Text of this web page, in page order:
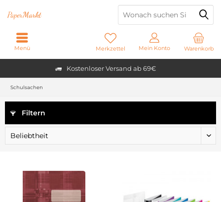
Kostenloser Versand ab 69€
PaperMarkt
Warenkorb
Merkzettel Mein Konto
Menü
Schulsachen
Filtern